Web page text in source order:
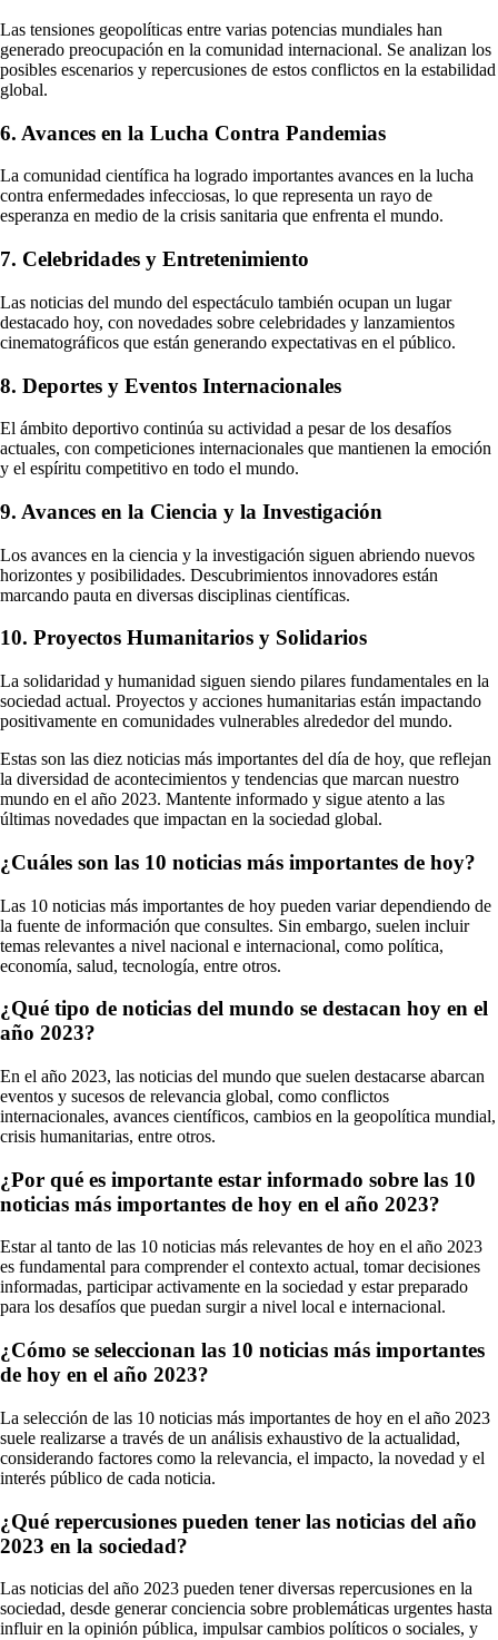
Las tensiones geopolíticas entre varias potencias mundiales han
generado preocupación en la comunidad internacional. Se analizan los
posibles escenarios y repercusiones de estos conflictos en la estabilidad
global.
6. Avances en la Lucha Contra Pandemias
La comunidad científica ha logrado importantes avances en la lucha
contra enfermedades infecciosas, lo que representa un rayo de
esperanza en medio de la crisis sanitaria que enfrenta el mundo.
7. Celebridades y Entretenimiento
Las noticias del mundo del espectáculo también ocupan un lugar
destacado hoy, con novedades sobre celebridades y lanzamientos
cinematográficos que están generando expectativas en el público.
8. Deportes y Eventos Internacionales
El ámbito deportivo continúa su actividad a pesar de los desafíos
actuales, con competiciones internacionales que mantienen la emoción
y el espíritu competitivo en todo el mundo.
9. Avances en la Ciencia y la Investigación
Los avances en la ciencia y la investigación siguen abriendo nuevos
horizontes y posibilidades. Descubrimientos innovadores están
marcando pauta en diversas disciplinas científicas.
10. Proyectos Humanitarios y Solidarios
La solidaridad y humanidad siguen siendo pilares fundamentales en la
sociedad actual. Proyectos y acciones humanitarias están impactando
positivamente en comunidades vulnerables alrededor del mundo.
Estas son las diez noticias más importantes del día de hoy, que reflejan
la diversidad de acontecimientos y tendencias que marcan nuestro
mundo en el año 2023. Mantente informado y sigue atento a las
últimas novedades que impactan en la sociedad global.
¿Cuáles son las 10 noticias más importantes de hoy?
Las 10 noticias más importantes de hoy pueden variar dependiendo de
la fuente de información que consultes. Sin embargo, suelen incluir
temas relevantes a nivel nacional e internacional, como política,
economía, salud, tecnología, entre otros.
¿Qué tipo de noticias del mundo se destacan hoy en el
año 2023?
En el año 2023, las noticias del mundo que suelen destacarse abarcan
eventos y sucesos de relevancia global, como conflictos
internacionales, avances científicos, cambios en la geopolítica mundial,
crisis humanitarias, entre otros.
¿Por qué es importante estar informado sobre las 10
noticias más importantes de hoy en el año 2023?
Estar al tanto de las 10 noticias más relevantes de hoy en el año 2023
es fundamental para comprender el contexto actual, tomar decisiones
informadas, participar activamente en la sociedad y estar preparado
para los desafíos que puedan surgir a nivel local e internacional.
¿Cómo se seleccionan las 10 noticias más importantes
de hoy en el año 2023?
La selección de las 10 noticias más importantes de hoy en el año 2023
suele realizarse a través de un análisis exhaustivo de la actualidad,
considerando factores como la relevancia, el impacto, la novedad y el
interés público de cada noticia.
¿Qué repercusiones pueden tener las noticias del año
2023 en la sociedad?
Las noticias del año 2023 pueden tener diversas repercusiones en la
sociedad, desde generar conciencia sobre problemáticas urgentes hasta
influir en la opinión pública, impulsar cambios políticos o sociales, y